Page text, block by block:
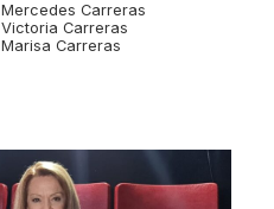
Mercedes Carreras
Victoria Carreras
Marisa Carreras